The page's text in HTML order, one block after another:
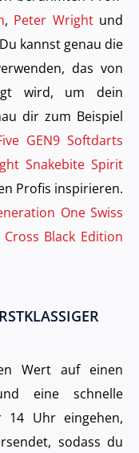
, Peter Wrightund
kannst genau die
das von
wird, um dein
dir zum Beispiel
GEN9 Softdarts
Snakebite Spirit
Profis inspirieren.
One Swiss
Black Edition
Wert auf einen
eine schnelle
14 Uhr eingehen,
sodass du